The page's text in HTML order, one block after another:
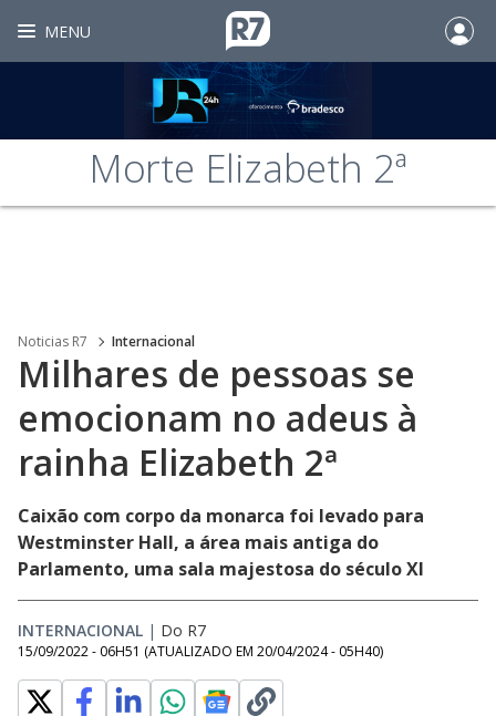
MENU
Morte Elizabeth 2ª
Noticias R7 Internacional
Milhares de pessoas se
emocionam no adeus à
rainha Elizabeth 2ª
Caixão com corpo da monarca foi levado para
Westminster Hall, a área mais antiga do
Parlamento, uma sala majestosa do século XI
INTERNACIONAL | Do R7
15/09/2022 - 06H51 (ATUALIZADO EM 20/04/2024 - 05H40)